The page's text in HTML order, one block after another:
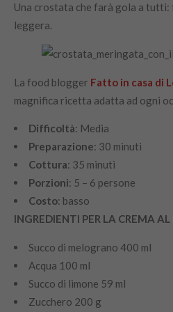
Una crostata che farà gola a tutti:
leggera.
La food blogger Fatto in casa di
magnifica ricetta adatta ad ogni
Difficoltà:‌ ‌Media‌ ‌
Preparazione:‌ ‌30‌ ‌minuti‌ ‌
Cottura:‌ ‌35 ‌minuti‌ ‌
Porzioni:‌ ‌5 – 6 ‌persone‌ ‌
Costo:‌ ‌basso‌ ‌
INGREDIENTI PER LA CREMA
Succo di melograno 400 ml
Acqua 100 ml
Succo di limone 59 ml
Zucchero 200 g